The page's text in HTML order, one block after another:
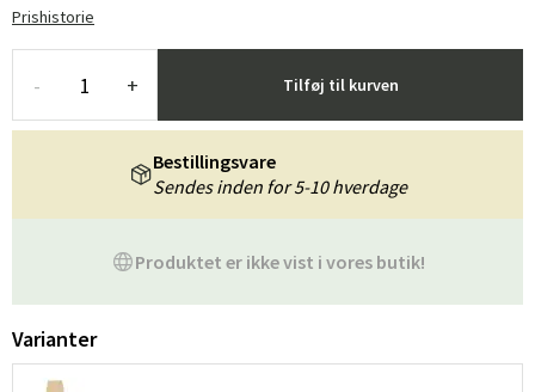
Prishistorie
- + Tilføj til kurven
Produktet er ikke vist i vores butik!
Bestillingsvare
Sendes inden for 5-10 hverdage
Varianter